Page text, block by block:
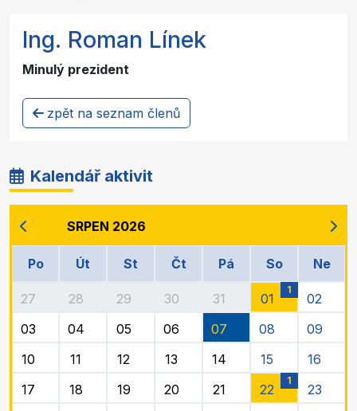
Ing. Roman Línek
Minulý prezident
zpět na seznam členů
Kalendář aktivit
SRPEN 2026
Po Út St Čt Pá So Ne
27 28 29 30 31 01
1
02
03
04 05 06 07 08
09
10
11 12 13 14 15
16
17
18 19 20 21 22
1
23